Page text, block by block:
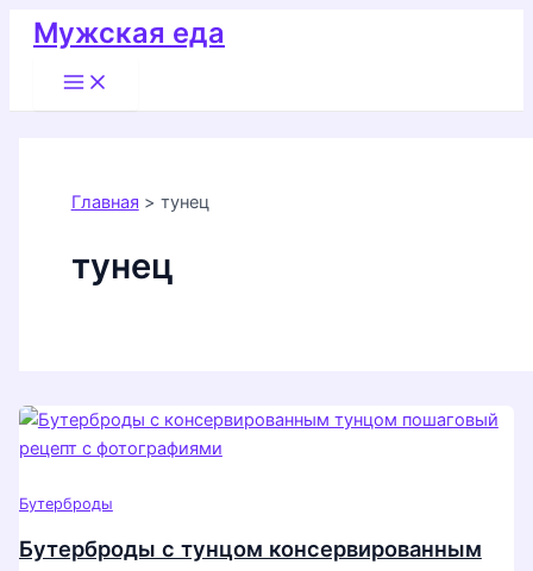
Перейти
содержимому
Мужская еда
Main
Menu
Главная тунец
тунец
Бутерброды
Бутерброды с тунцом консервированным